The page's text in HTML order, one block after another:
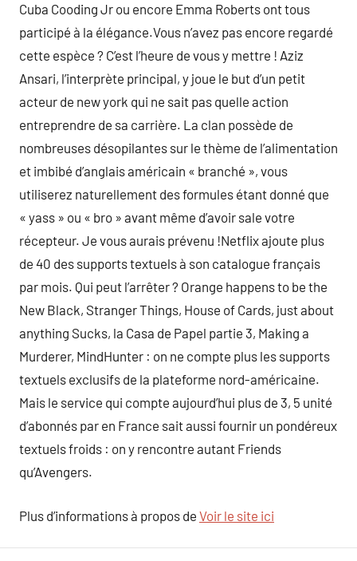
Cuba Cooding Jr ou encore Emma Roberts ont tous
participé à la élégance.Vous n’avez pas encore regardé
cette espèce ? C’est l’heure de vous y mettre ! Aziz
Ansari, l’interprète principal, y joue le but d’un petit
acteur de new york qui ne sait pas quelle action
entreprendre de sa carrière. La clan possède de
nombreuses désopilantes sur le thème de l’alimentation
et imbibé d’anglais américain « branché », vous
utiliserez naturellement des formules étant donné que
« yass » ou « bro » avant même d’avoir sale votre
récepteur. Je vous aurais prévenu !Netflix ajoute plus
de 40 des supports textuels à son catalogue français
par mois. Qui peut l’arrêter ? Orange happens to be the
New Black, Stranger Things, House of Cards, just about
anything Sucks, la Casa de Papel partie 3, Making a
Murderer, MindHunter : on ne compte plus les supports
textuels exclusifs de la plateforme nord-américaine.
Mais le service qui compte aujourd’hui plus de 3, 5 unité
d’abonnés par en France sait aussi fournir un pondéreux
textuels froids : on y rencontre autant Friends
qu’Avengers.
Plus d’informations à propos de Voir le site ici